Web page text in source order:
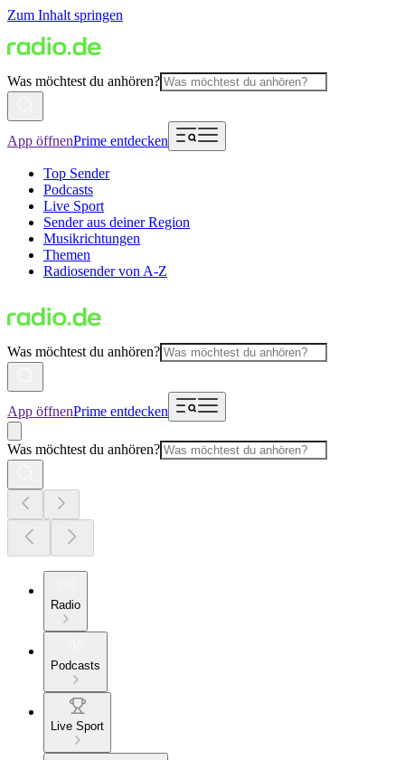
Zum Inhalt springen
Was möchtest du anhören?
App öffnenPrime entdecken
Top Sender
Podcasts
Live Sport
Sender aus deiner Region
Musikrichtungen
Themen
Radiosender von A-Z
Was möchtest du anhören?
App öffnenPrime entdecken
Was möchtest du anhören?
Radio
Podcasts
Live Sport